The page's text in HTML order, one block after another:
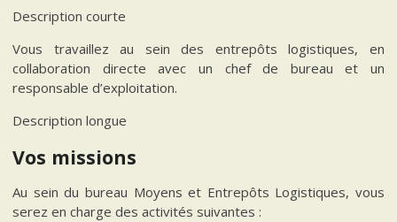
Description courte
Vous travaillez au sein des entrepôts logistiques, en
collaboration directe avec un chef de bureau et un
responsable d’exploitation.
Description longue
Vos missions
Au sein du bureau Moyens et Entrepôts Logistiques, vous
serez en charge des activités suivantes :